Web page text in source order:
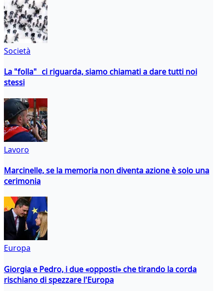
Società
La "folla" ci riguarda, siamo chiamati a dare tutti noi
stessi
Lavoro
Marcinelle, se la memoria non diventa azione è solo una
cerimonia
Europa
Giorgia e Pedro, i due «opposti» che tirando la corda
rischiano di spezzare l'Europa